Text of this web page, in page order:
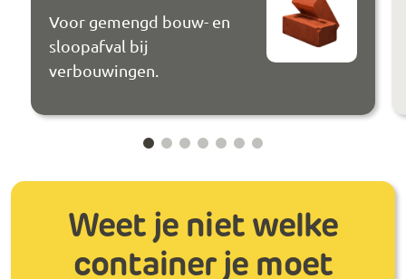
Voor gemengd bouw- en
sloopafval bij
verbouwingen.
Weet je niet welke
container je moet